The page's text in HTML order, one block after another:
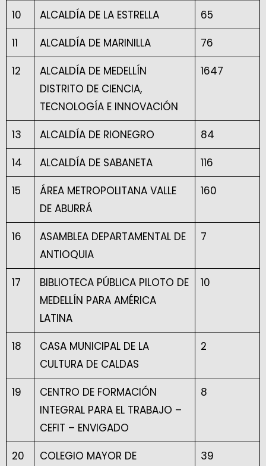
10 ALCALDÍA DE LA ESTRELLA
65
11
ALCALDÍA DE MARINILLA
76
12
ALCALDÍA DE MEDELLÍN
DISTRITO DE CIENCIA,
TECNOLOGÍA E INNOVACIÓN
1647
13 ALCALDÍA DE RIONEGRO
84
14
ALCALDÍA DE SABANETA
116
15
ÁREA METROPOLITANA VALLE
DE ABURRÁ
160
16
ASAMBLEA DEPARTAMENTAL DE
ANTIOQUIA
7
17
BIBLIOTECA PÚBLICA PILOTO DE
MEDELLÍN PARA AMÉRICA
LATINA
10
18
CASA MUNICIPAL DE LA
CULTURA DE CALDAS
2
19
CENTRO DE FORMACIÓN
INTEGRAL PARA EL TRABAJO –
CEFIT – ENVIGADO
8
20
COLEGIO MAYOR DE
39